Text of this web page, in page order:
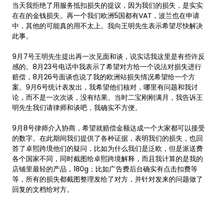
当天我拒绝了用服务抵扣损失的提议，因为我们的损失，是实实
在在的金钱损失。再一个我们欧洲5国都有VAT，波兰也在申请
中，其他的可能真的用不太上。我向王明先生表示希望尽快解决
此事。
9月7号王明先生提出再一次见面和谈，说实话我这里是有些许反
感的。8月23号电话中我表示了希望对方给一个说法对损失进行
赔偿，8月26号面谈也说了我的欧洲站损失情况希望给一个方
案。9月6号统计表发出，我希望他们核对，哪里有问题和我讨
论，而不是一次次谈，没有结果。当时二宝刚刚满月，我告诉王
明先生我们请律师和谈吧，我确实不方便。
9月8号律师介入协商，希望就赔偿金额达成一个大家都可以接受
的数字。在此期间我们提供了各种证据，表明我们的损失，也回
答了卓熙跨境他们的疑问，比如为什么我们是泛欧，但是派送费
各个国家不同，同时截图给卓熙跨境解释，而且我计算的是我的
店铺里最轻的产品，180g；比如广告费后台确实有点击扣费等
等，所有的损失都截图整理发给了对方，并针对发来的问题做了
回复的文档给对方。